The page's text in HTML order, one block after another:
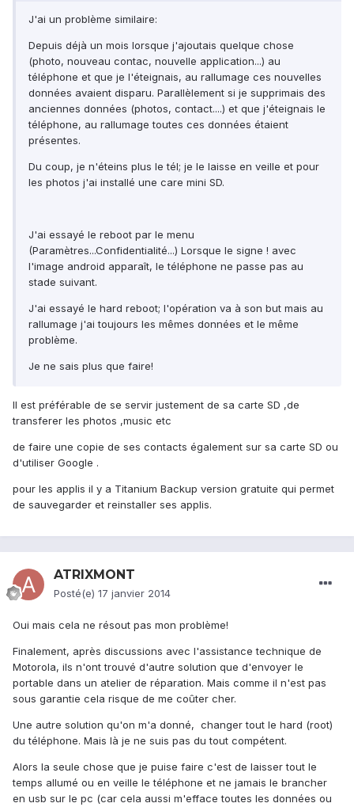
J'ai un problème similaire:
Depuis déjà un mois lorsque j'ajoutais quelque chose
(photo, nouveau contac, nouvelle application...) au
téléphone et que je l'éteignais, au rallumage ces nouvelles
données avaient disparu. Parallèlement si je supprimais des
anciennes données (photos, contact....) et que j'éteignais le
téléphone, au rallumage toutes ces données étaient
présentes.
Du coup, je n'éteins plus le tél; je le laisse en veille et pour
les photos j'ai installé une care mini SD.
J'ai essayé le reboot par le menu
(Paramètres...Confidentialité...) Lorsque le signe ! avec
l'image android apparaît, le téléphone ne passe pas au
stade suivant.
J'ai essayé le hard reboot; l'opération va à son but mais au
rallumage j'ai toujours les mêmes données et le même
problème.
Je ne sais plus que faire!
Il est préférable de se servir justement de sa carte SD ,de
transferer les photos ,music etc
de faire une copie de ses contacts également sur sa carte SD ou
d'utiliser Google .
pour les applis il y a Titanium Backup version gratuite qui permet
de sauvegarder et reinstaller ses applis.
ATRIXMONT
Posté(e) 17 janvier 2014
Oui mais cela ne résout pas mon problème!
Finalement, après discussions avec l'assistance technique de
Motorola, ils n'ont trouvé d'autre solution que d'envoyer le
portable dans un atelier de réparation. Mais comme il n'est pas
sous garantie cela risque de me coûter cher.
Une autre solution qu'on m'a donné, changer tout le hard (root)
du téléphone. Mais là je ne suis pas du tout compétent.
Alors la seule chose que je puise faire c'est de laisser tout le
temps allumé ou en veille le téléphone et ne jamais le brancher
en usb sur le pc (car cela aussi m'efface toutes les données ou